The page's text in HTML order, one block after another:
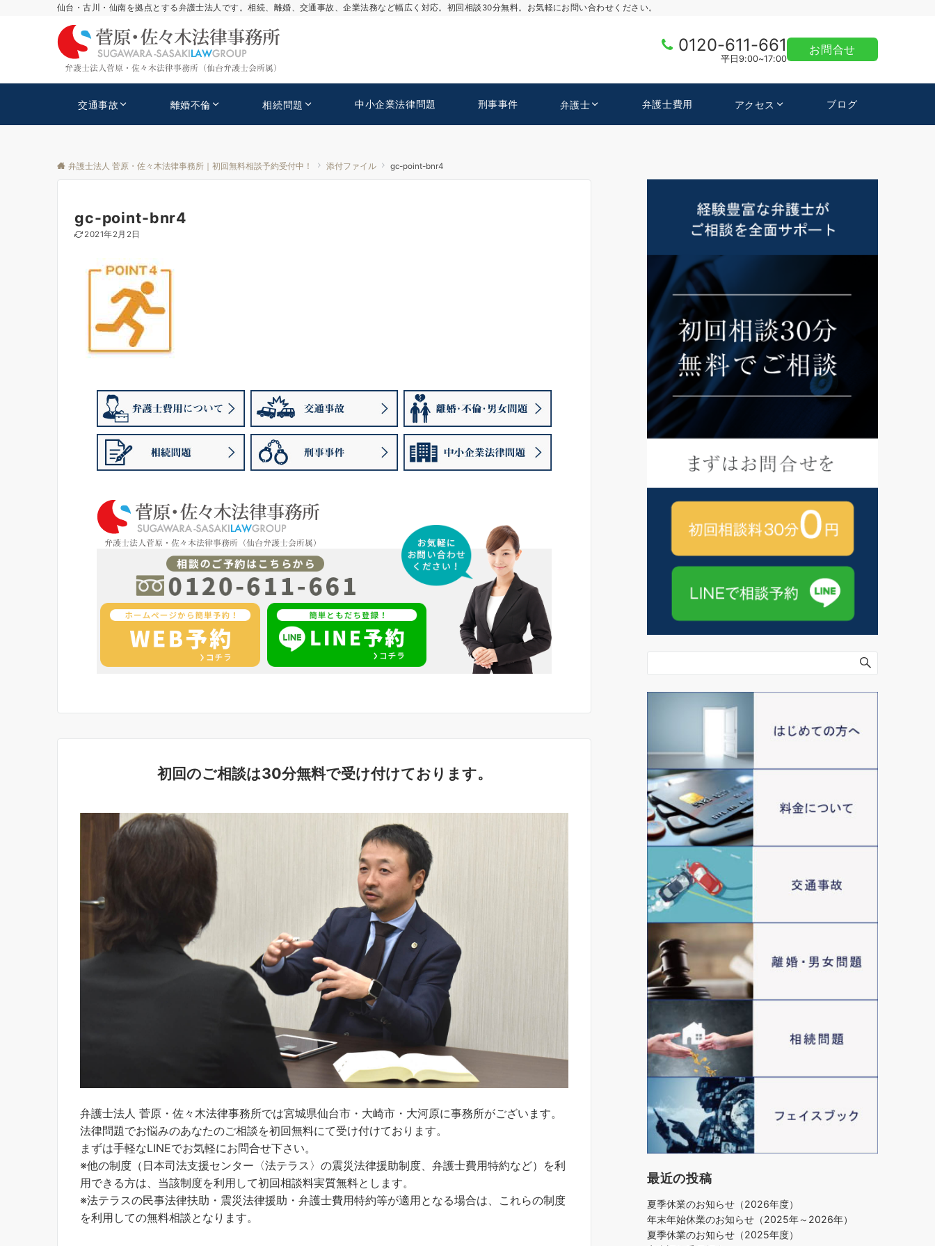
仙台・古川・仙南を拠点とする弁護士法人です。相続、離婚、交通事故、企業法務など幅広く対応。初回相談30分無料。お気軽にお問い合わせください。
0120-611-661
平日9:00~17:00
お問合せ
交通事故 離婚不倫 相続問題 中小企業法律問題 刑事事件 弁護士 弁護士費用 アクセス ブログ
弁護士法人 菅原・佐々木法律事務所｜初回無料相談予約受付中！ 添付ファイル gc-point-bnr4
gc-point-bnr4
2021年2月2日
初回のご相談は30分無料で受け付けております。
弁護士法人 菅原・佐々木法律事務所では宮城県仙台市・大崎市・大河原に事務所がございます。
法律問題でお悩みのあなたのご相談を初回無料にて受け付けております。
まずは手軽なLINEでお気軽にお問合せ下さい。
※他の制度（日本司法支援センター〈法テラス〉の震災法律援助制度、弁護士費用特約など）を利
用できる方は、当該制度を利用して初回相談料実質無料とします。
※法テラスの民事法律扶助・震災法律援助・弁護士費用特約等が適用となる場合は、これらの制度
を利用しての無料相談となります。
最近の投稿
夏季休業のお知らせ（2026年度）
年末年始休業のお知らせ（2025年～2026年）
夏季休業のお知らせ（2025年度）